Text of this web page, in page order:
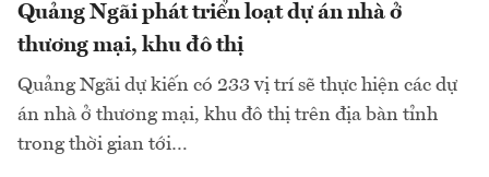
Quảng Ngãi phát triển loạt dự án nhà ở
thương mại, khu đô thị
Quảng Ngãi dự kiến có 233 vị trí sẽ thực hiện các dự
án nhà ở thương mại, khu đô thị trên địa bàn tỉnh
trong thời gian tới…